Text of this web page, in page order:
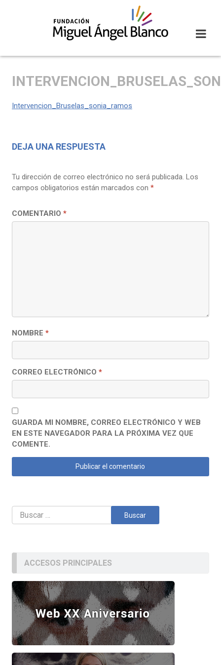
Intervencion_Bruselas_sonia_ramos
DEJA UNA RESPUESTA
Tu dirección de correo electrónico no será publicada. Los
campos obligatorios están marcados con *
COMENTARIO *
NOMBRE *
CORREO ELECTRÓNICO *
GUARDA MI NOMBRE, CORREO ELECTRÓNICO Y WEB
EN ESTE NAVEGADOR PARA LA PRÓXIMA VEZ QUE
COMENTE.
Buscar:
ACCESOS PRINCIPALES